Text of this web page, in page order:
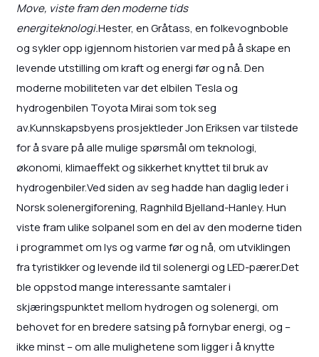
Move, viste fram den moderne tids
energiteknologi.Hester, en Gråtass, en folkevognboble
og sykler opp igjennom historien var med på å skape en
levende utstilling om kraft og energi før og nå. Den
moderne mobiliteten var det elbilen Tesla og
hydrogenbilen Toyota Mirai som tok seg
av.Kunnskapsbyens prosjektleder Jon Eriksen var tilstede
for å svare på alle mulige spørsmål om teknologi,
økonomi, klimaeffekt og sikkerhet knyttet til bruk av
hydrogenbiler.Ved siden av seg hadde han daglig leder i
Norsk solenergiforening, Ragnhild Bjelland-Hanley. Hun
viste fram ulike solpanel som en del av den moderne tiden
i programmet om lys og varme før og nå, om utviklingen
fra tyristikker og levende ild til solenergi og LED-pærer.Det
ble oppstod mange interessante samtaler i
skjæringspunktet mellom hydrogen og solenergi, om
behovet for en bredere satsing på fornybar energi, og –
ikke minst – om alle mulighetene som ligger i å knytte